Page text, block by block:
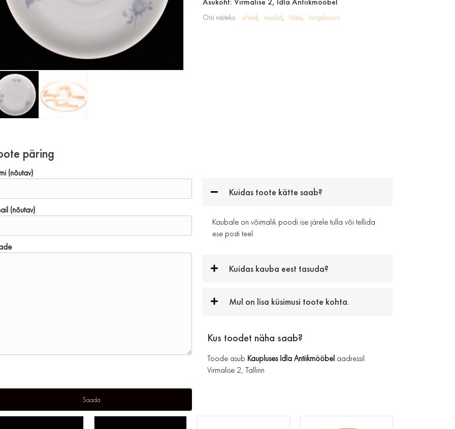
Otsi näiteks: ehted maalid hõbe langebraun
päring
(nõutav)
(nõutav)
Kuidas toote kätte saab?
Kaubale on võimalik poodi ise järele tulla või tellida
ese posti teel.
Kuidas kauba eest tasuda?
Mul on lisa küsimusi toote kohta.
Kus toodet näha saab?
Toode asub Kaupluses Idla Antiikmööbel aadressil
Virmalise 2, Tallinn